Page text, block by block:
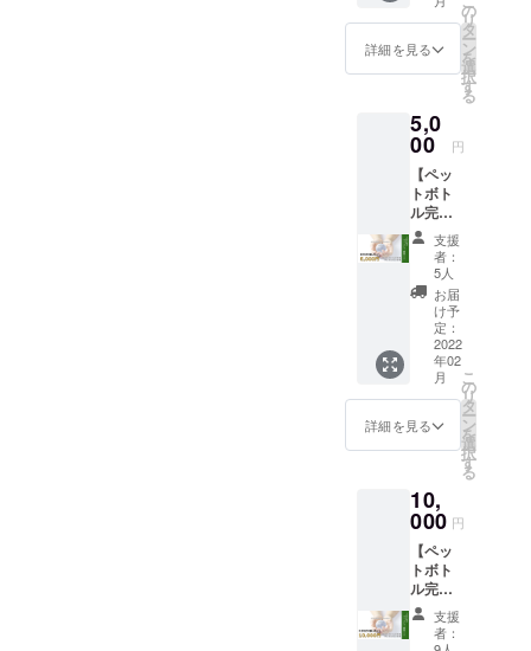
と自覚しま
んな時代の
中でも、出
逢ったご縁
を大切に、
社員の登用
をしながら
会社を成長
させてきま
セージ
だける
と嬉し
（任意
です）
です。
もちろ
んご家
ただき
SDGsに
ついて
話をす
るきっ
かけに
なれば
と思い
ます。
お届け
は、
2022年
３月を
予定し
ており
ます。
の子ど
もたち
のため
に支援
した
いう方
へこち
らのリ
ターン
をご用
意いた
しまし
た。 運
営メン
バーよ
り支援
くだ
さった
皆様へ
お礼の
メッ
セージ
いただ
きま
す。 支
援額は
3000円
から。 ♦︎
お気持
ちに応
詳細を見る
の
リ
タ
ー
ン
を
選
択
す
る
5,0
00 円
【ペッ
トボト
ル完全
循環を
支援し
たい
&BBC
動画】
未来
の子ど
もたち
のため
に支援
した
い！ と
いう方
らのリ
ターン
をご用
意いた
しまし
た。 ・
BRING
BOTTL
支援
者：
5人
お届
け予
定：
2022
年02
月
詳細を見る
こ
の
リ
タ
ー
ン
を
選
択
す
る
10,
000 円
【ペッ
トボト
ル完全
循環を
支援し
たい
支援
者：